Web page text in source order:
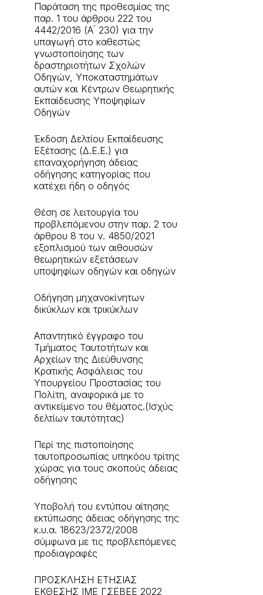
Παράταση της προθεσμίας της
παρ. 1 του άρθρου 222 του
4442/2016 (Α ́ 230) για την
υπαγωγή στο καθεστώς
γνωστοποίησης των
δραστηριοτήτων Σχολών
Οδηγών, Υποκαταστημάτων
αυτών και Κέντρων Θεωρητικής
Εκπαίδευσης Υποψηφίων
Οδηγών
Έκδοση Δελτίου Εκπαίδευσης
Εξέτασης (Δ.Ε.Ε.) για
επαναχορήγηση άδειας
οδήγησης κατηγορίας που
κατέχει ήδη ο οδηγός
Θέση σε λειτουργία του
προβλεπόμενου στην παρ. 2 του
άρθρου 8 του ν. 4850/2021
εξοπλισμού των αιθουσών
θεωρητικών εξετάσεων
υποψηφίων οδηγών και οδηγών
Οδήγηση μηχανοκίνητων
δικύκλων και τρικύκλων
Aπαντητικό έγγραφο του
Τμήματος Ταυτοτήτων και
Αρχείων της Διεύθυνσης
Κρατικής Ασφάλειας του
Υπουργείου Προστασίας του
Πολίτη, αναφορικά με το
αντικείμενο του θέματος.(Ισχύς
δελτίων ταυτότητας)
Περί της πιστοποίησης
ταυτοπροσωπίας υπηκόου τρίτης
χώρας για τους σκοπούς άδειας
οδήγησης
Υποβολή του εντύπου αίτησης
εκτύπωσης άδειας οδήγησης της
κ.υ.α. 18623/2372/2008
σύμφωνα με τις προβλεπόμενες
προδιαγραφές
ΠΡΟΣΚΛΗΣΗ ΕΤΗΣΙΑΣ
ΕΚΘΕΣΗΣ ΙΜΕ ΓΣΕΒΕΕ 2022